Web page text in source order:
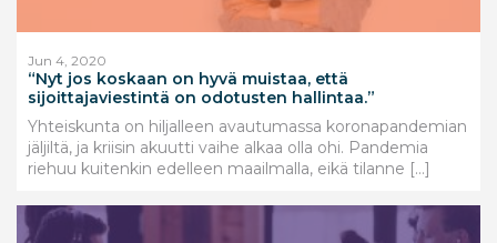
Jun 4, 2020
“Nyt jos koskaan on hyvä muistaa, että
sijoittajaviestintä on odotusten hallintaa.”
Yhteiskunta on hiljalleen avautumassa koronapandemian
jäljiltä, ja kriisin akuutti vaihe alkaa olla ohi. Pandemia
riehuu kuitenkin edelleen maailmalla, eikä tilanne […]